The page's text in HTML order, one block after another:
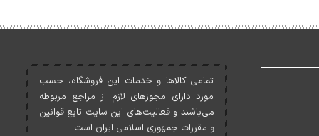
تمامی کالاها و خدمات اين فروشگاه، حسب
مورد دارای مجوزهای لازم از مراجع مربوطه
می‌باشند و فعاليت‌های اين سايت تابع قوانين
و مقررات جمهوری اسلامی ايران است.